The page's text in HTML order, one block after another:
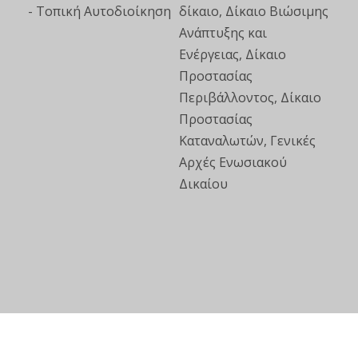
- Τοπική Αυτοδιοίκηση δίκαιο, Δίκαιο Βιώσιμης
Ανάπτυξης και
Ενέργειας, Δίκαιο
Προστασίας
Περιβάλλοντος, Δίκαιο
Προστασίας
Καταναλωτών, Γενικές
Αρχές Ενωσιακού
Δικαίου